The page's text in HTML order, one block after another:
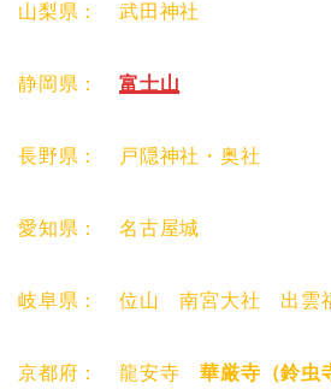
山梨県： 武田神社
静岡県： 富士山
長野県： 戸隠神社・奥社
愛知県： 名古屋城
岐阜県： 位山 南宮大社 出雲
京都府： 龍安寺華厳寺（鈴